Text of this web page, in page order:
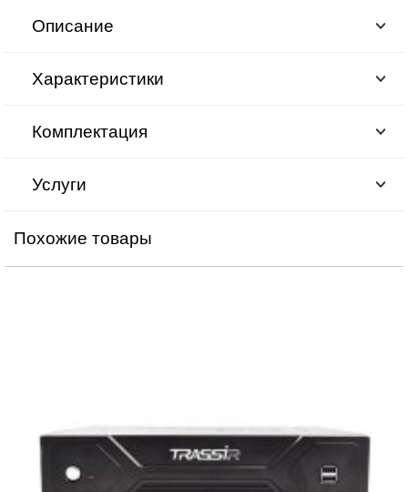
Описание
Характеристики
Комплектация
Услуги
Похожие товары